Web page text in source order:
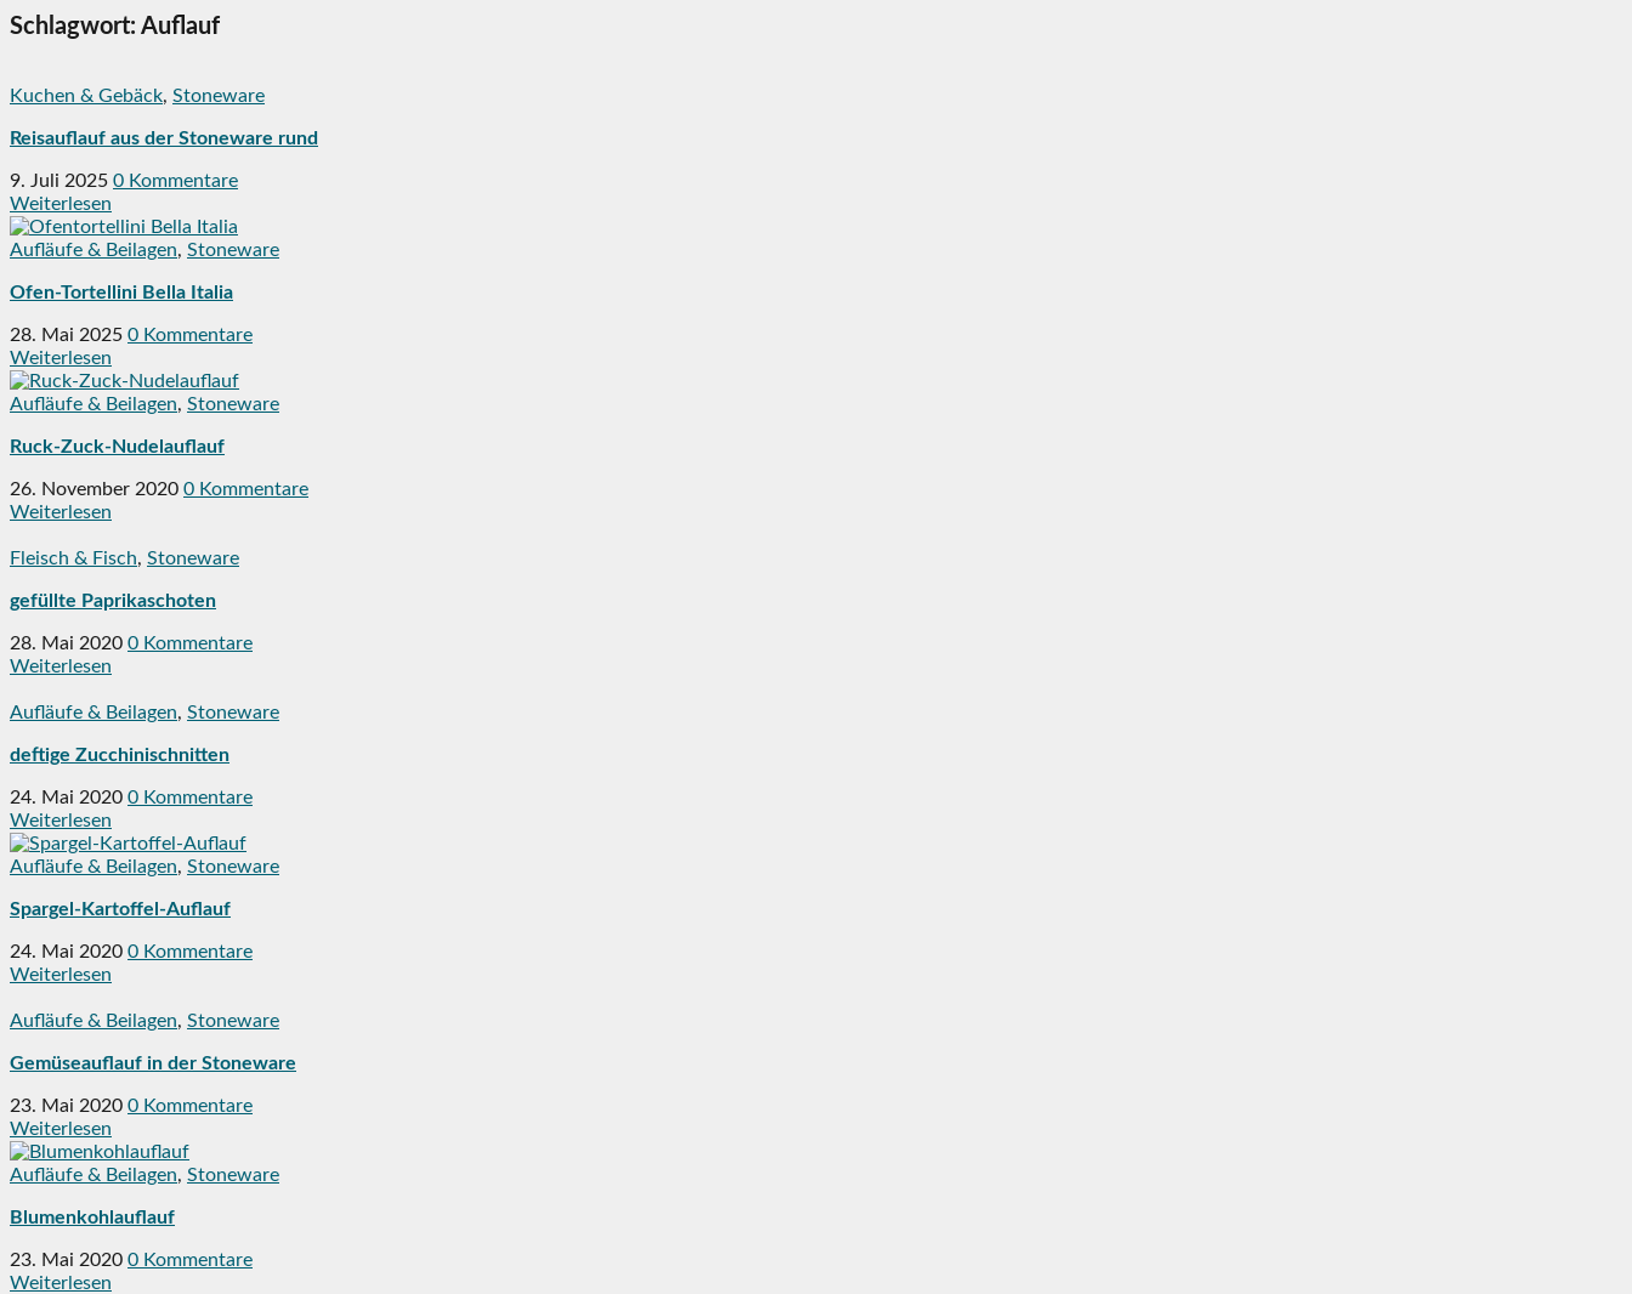
Schlagwort: Auflauf
Kuchen & Gebäck, Stoneware
Reisauflauf aus der Stoneware rund
9. Juli 2025 0 Kommentare
Weiterlesen
Aufläufe & Beilagen, Stoneware
Ofen-Tortellini Bella Italia
28. Mai 2025 0 Kommentare
Weiterlesen
Aufläufe & Beilagen, Stoneware
Ruck-Zuck-Nudelauflauf
26. November 2020 0 Kommentare
Weiterlesen
Fleisch & Fisch, Stoneware
gefüllte Paprikaschoten
28. Mai 2020 0 Kommentare
Weiterlesen
Aufläufe & Beilagen, Stoneware
deftige Zucchinischnitten
24. Mai 2020 0 Kommentare
Weiterlesen
Aufläufe & Beilagen, Stoneware
Spargel-Kartoffel-Auflauf
24. Mai 2020 0 Kommentare
Weiterlesen
Aufläufe & Beilagen, Stoneware
Gemüseauflauf in der Stoneware
23. Mai 2020 0 Kommentare
Weiterlesen
Aufläufe & Beilagen, Stoneware
Blumenkohlauflauf
23. Mai 2020 0 Kommentare
Weiterlesen